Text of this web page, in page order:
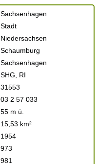
Sachsenhagen
Stadt
Niedersachsen
Schaumburg
Sachsenhagen
SHG, RI
31553
03 2 57 033
55 m ü.
15,53 km²
1954
973
981